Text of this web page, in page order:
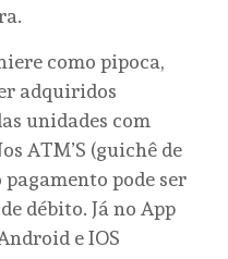
como pipoca,
adquiridos
unidades com
ATM’S (guichê de
pode ser
débito. Já no App
e IOS